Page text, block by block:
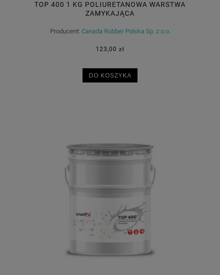
TOP 400 1 KG POLIURETANOWA WARSTWA
ZAMYKAJĄCA
Producent: Canada Rubber Polska Sp. z o.o.
123,00 zł
DO KOSZYKA